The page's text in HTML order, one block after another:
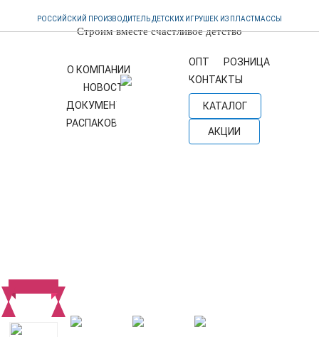
РОССИЙСКИЙ ПРОИЗВОДИТЕЛЬ ДЕТСКИХ ИГРУШЕК ИЗ ПЛАСТМАССЫ
Строим вместе счастливое детство
О КОМПАНИИ
НОВОСТИ
ДОКУМЕНТЫ
РАСПАКОВКА
OПТ
PОЗНИЦА
КОНТАКТЫ
КАТАЛОГ
АКЦИИ